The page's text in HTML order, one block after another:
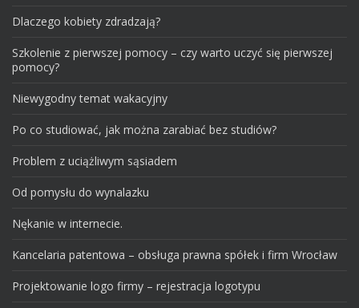
Dlaczego kobiety zdradzają?
Szkolenie z pierwszej pomocy – czy warto uczyć się pierwszej
pomocy?
Niewygodny temat wakacyjny
Po co studiować, jak można zarabiać bez studiów?
Problem z uciążliwym sąsiadem
Od pomysłu do wynalazku
Nękanie w internecie.
Kancelaria patentowa – obsługa prawna spółek i firm Wrocław
Projektowanie logo firmy – rejestracja logotypu